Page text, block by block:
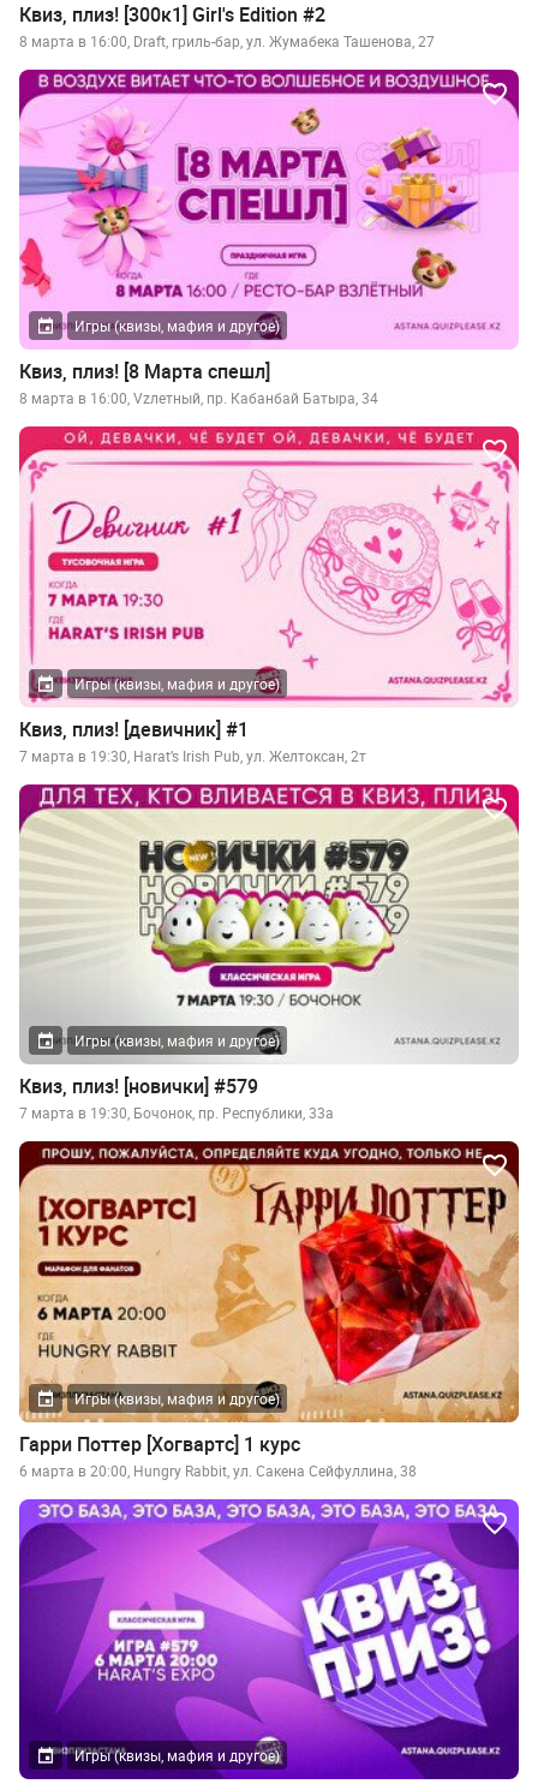
Квиз, плиз! [300к1] Girl's Edition #2
8 марта в 16:00, Draft, гриль-бар, ул. Жумабека Ташенова, 27
Игры (квизы, мафия и другое)
Квиз, плиз! [8 Марта спешл]
8 марта в 16:00, Vzлетный, пр. Кабанбай Батыра, 34
Игры (квизы, мафия и другое)
Квиз, плиз! [девичник] #1
7 марта в 19:30, Harat’s Irish Pub, ул. Желтоксан, 2т
Игры (квизы, мафия и другое)
Квиз, плиз! [новички] #579
7 марта в 19:30, Бочонок, пр. Республики, 33а
Игры (квизы, мафия и другое)
Гарри Поттер [Хогвартс] 1 курс
6 марта в 20:00, Hungry Rabbit, ул. Сакена Сейфуллина, 38
Игры (квизы, мафия и другое)